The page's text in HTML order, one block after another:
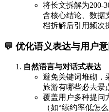
将长文拆解为200-
含核心结论、数据
档拆解后引用频次
💬 优化语义表达与用户
自然语言与对话式表达
避免关键词堆砌，
旅游有哪些必去景
覆盖用户多种提问
（如“续约率低怎